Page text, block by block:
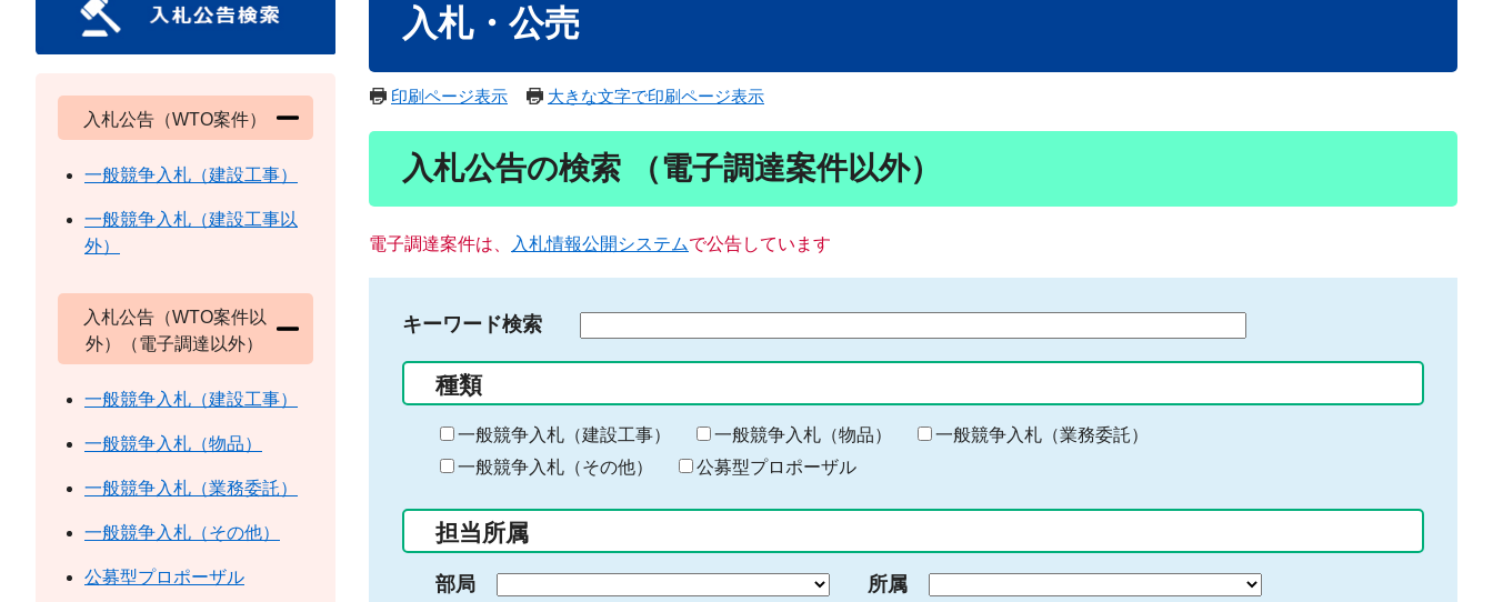
入札・公売
印刷ページ表示 大きな文字で印刷ページ表示
入札公告の検索 （電子調達案件以外）
電子調達案件は、 入札情報公開システムで公告しています
キーワード検索
る
キ
ー
ー
入
種類
一般競争入札（建設工事） 一般競争入札（物品）
一般競争入札（業務委託）
一般競争入札（その他）
公募型プロポーザル
担当所属
部局 所属
入札公告（WTO案件）
一般競争入札（建設工事）
一般競争入札（建設工事以
外）
入札公告（WTO案件以
外）（電子調達以外）
一般競争入札（建設工事）
一般競争入札（物品）
一般競争入札（業務委託）
一般競争入札（その他）
公募型プロポーザル